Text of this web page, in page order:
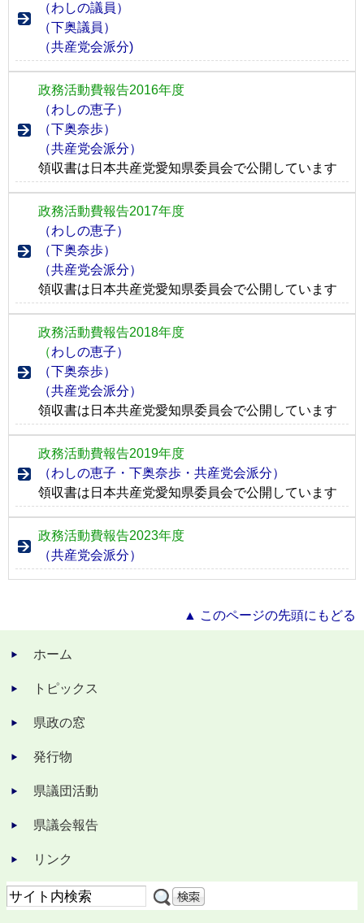
（わしの議員）
（下奥議員）
（共産党会派分)
政務活動費報告2016年度
（わしの恵子）
（下奥奈歩）
（共産党会派分）
領収書は日本共産党愛知県委員会で公開しています
政務活動費報告2017年度
（わしの恵子）
（下奥奈歩）
（共産党会派分）
領収書は日本共産党愛知県委員会で公開しています
政務活動費報告2018年度
（わしの恵子）
（下奥奈歩）
（共産党会派分）
領収書は日本共産党愛知県委員会で公開しています
政務活動費報告2019年度
（わしの恵子・下奥奈歩・共産党会派分）
領収書は日本共産党愛知県委員会で公開しています
政務活動費報告2023年度
（共産党会派分）
▲ このページの先頭にもどる
ホーム
トピックス
県政の窓
発行物
県議団活動
県議会報告
リンク